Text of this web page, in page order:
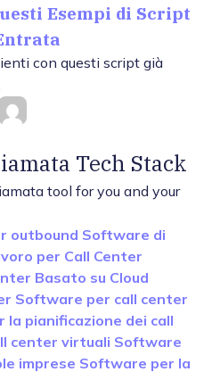
Esempi di Script
con questi script già
Tech Stack
tool for you and your
outbound Software di
per Call Center
Basato su Cloud
Software per call center
la pianificazione dei call
center virtuali Software
imprese Software per la